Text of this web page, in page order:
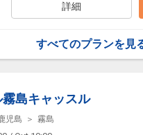
詳細
すべてのプランを見
島キャッスル
児島 霧島